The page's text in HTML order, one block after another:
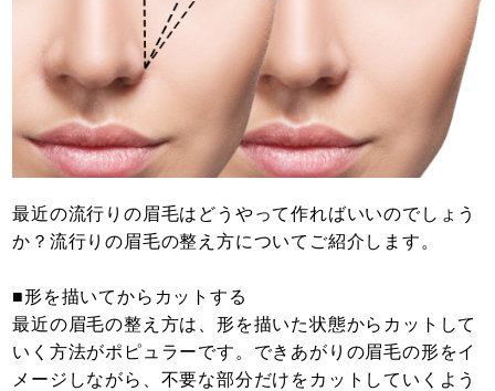
最近の流行りの眉毛はどうやって作ればいいのでしょう
か？流行りの眉毛の整え方についてご紹介します。
■形を描いてからカットする
最近の眉毛の整え方は、形を描いた状態からカットして
いく方法がポピュラーです。できあがりの眉毛の形をイ
メージしながら、不要な部分だけをカットしていくよう